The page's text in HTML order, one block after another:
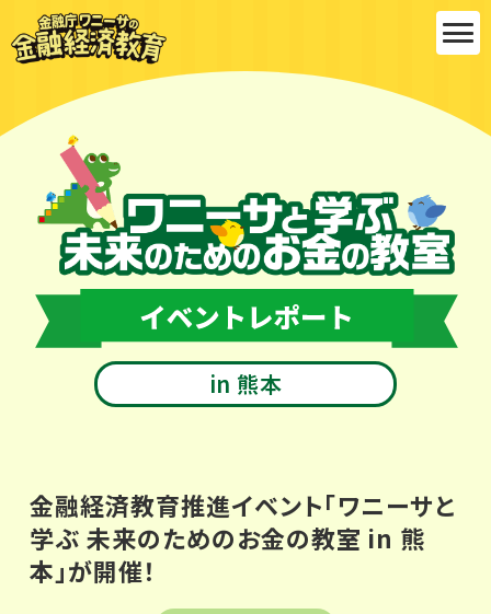
金融庁ワ
ニーサの
金融経済
教育
ワニーサと学ぶ 未来のためのお金の教
室
イベントレポート
in 熊本
金融経済教育推進イベント「ワニーサと
学ぶ 未来のためのお金の教室 in 熊
本」が開催！